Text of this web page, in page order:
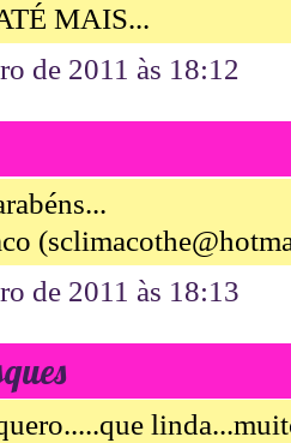
MAIS...
de 2011 às 18:12
de 2011 às 18:13